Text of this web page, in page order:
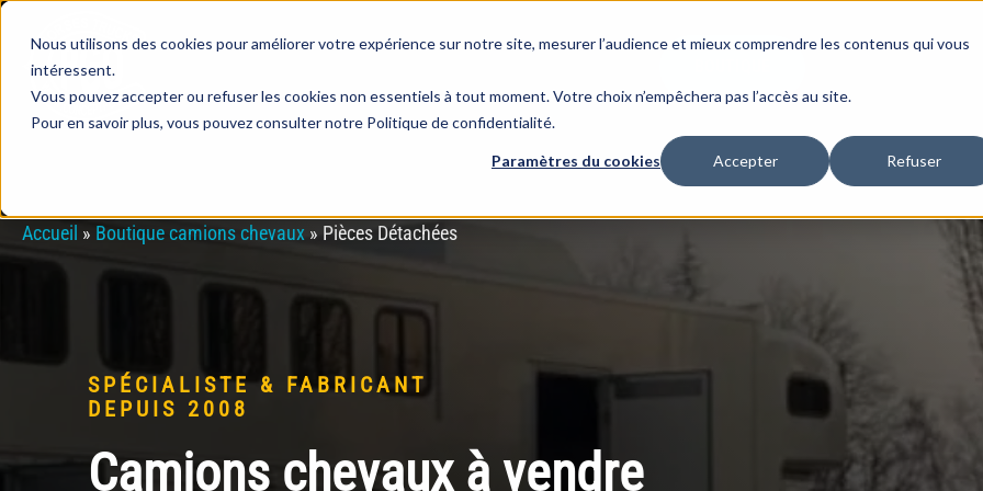
Nous utilisons des cookies pour améliorer votre expérience sur notre site, mesurer l’audience et mieux comprendre les contenus qui vous
intéressent.
Vous pouvez accepter ou refuser les cookies non essentiels à tout moment. Votre choix n’empêchera pas l’accès au site.
Pour en savoir plus, vous pouvez consulter notre Politique de confidentialité.
Paramètres du cookies Accepter Refuser
Accueil » Boutique camions chevaux » Pièces Détachées
SPÉCIALISTE & FABRICANT
DEPUIS 2008
Camions chevaux à vendre